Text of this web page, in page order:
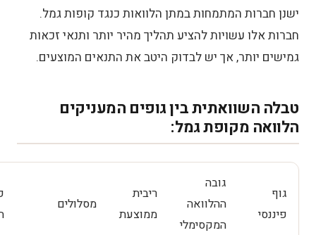
ישנן חברות המתמחות במתן הלוואות כנגד קופות גמל.
חברות אלו עשויות להציע תהליך מהיר יותר ותנאי זכאות
גמישים יותר, אך יש לבדוק היטב את התנאים המוצעים.
טבלה השוואתית בין גופים המעניקים
הלוואה מקופת גמל:
גוף
פיננסי
גובה
ההלוואה
המקסימלי
ריבית
ממוצעת
מסלולים